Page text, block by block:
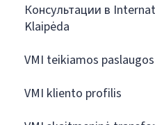
Консультации в
Klaipėda
VMI teikiamos paslaugos
VMI kliento profilis